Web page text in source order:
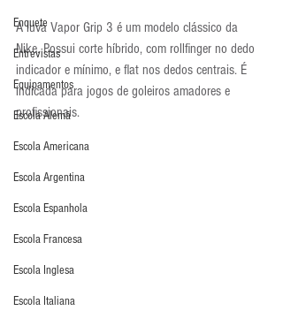
Enquete
Entrevistas
Equipamentos
Escola Alemã
Escola Americana
Escola Argentina
Escola Espanhola
Escola Francesa
Escola Inglesa
Escola Italiana
A luva Vapor Grip 3 é um modelo clássico da
Nike. Possui corte híbrido, com rollfinger no dedo
indicador e mínimo, e flat nos dedos centrais. É
indicada para jogos de goleiros amadores e
profissionais.